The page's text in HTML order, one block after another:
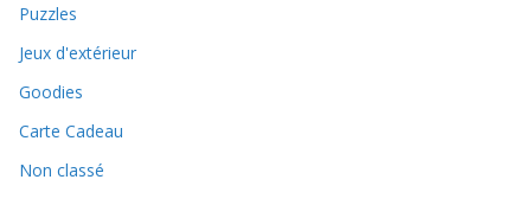
Puzzles
Jeux d'extérieur
Goodies
Carte Cadeau
Non classé